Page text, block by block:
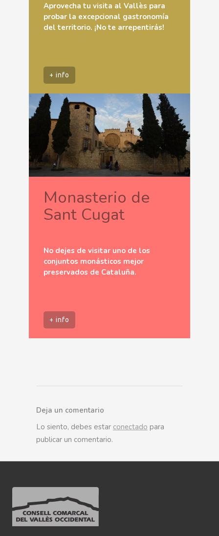
Aprovecha tu visita al Vallès para
probar la excepcional gastronomía
del territorio. ¡No te arrepentirás!
+ info
Monasterio de
Sant Cugat
No dejes de visitar uno de los
conjuntos monásticos mejor
preservados de Cataluña.
+ info
Deja un comentario
Lo siento, debes estar conectado para
publicar un comentario.